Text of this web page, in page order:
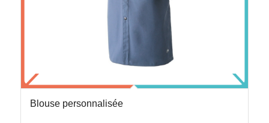
Blouse personnalisée